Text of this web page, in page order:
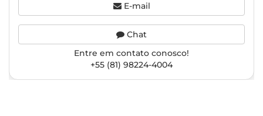
E-mail
Chat
Entre em contato conosco!
+55 (81) 98224-4004